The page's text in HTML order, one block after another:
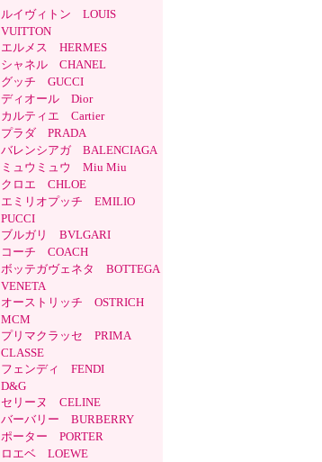
ルイヴィトン LOUIS
VUITTON
エルメス HERMES
シャネル CHANEL
グッチ GUCCI
ディオール Dior
カルティエ Cartier
プラダ PRADA
バレンシアガ BALENCIAGA
ミュウミュウ Miu Miu
クロエ CHLOE
エミリオプッチ EMILIO
PUCCI
ブルガリ BVLGARI
コーチ COACH
ボッテガヴェネタ BOTTEGA
VENETA
オーストリッチ OSTRICH
MCM
プリマクラッセ PRIMA
CLASSE
フェンディ FENDI
D&G
セリーヌ CELINE
バーバリー BURBERRY
ポーター PORTER
ロエベ LOEWE